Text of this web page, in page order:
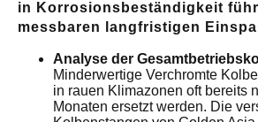
in Korrosionsbeständigkeit
messbaren langfristigen
Analyse der
Minderwertige Verchromte
in rauen Klimazonen oft bereits
Monaten ersetzt werden. Die